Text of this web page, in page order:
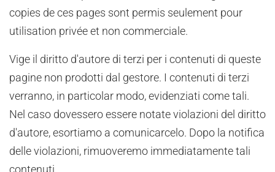
copies de ces pages sont permis seulement pour
utilisation privée et non commerciale.
Vige il diritto d'autore di terzi per i contenuti di queste
pagine non prodotti dal gestore. I contenuti di terzi
verranno, in particolar modo, evidenziati come tali.
Nel caso dovessero essere notate violazioni del diritto
d'autore, esortiamo a comunicarcelo. Dopo la notifica
delle violazioni, rimuoveremo immediatamente tali